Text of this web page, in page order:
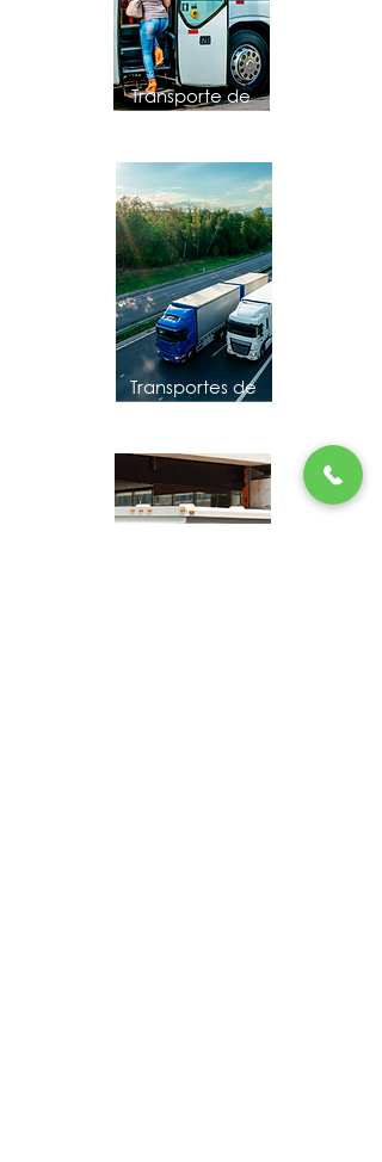
Transporte de
Transportes de